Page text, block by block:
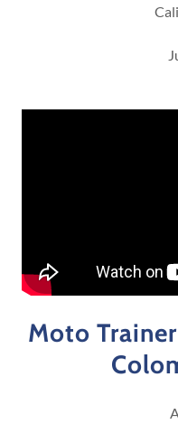
Moto